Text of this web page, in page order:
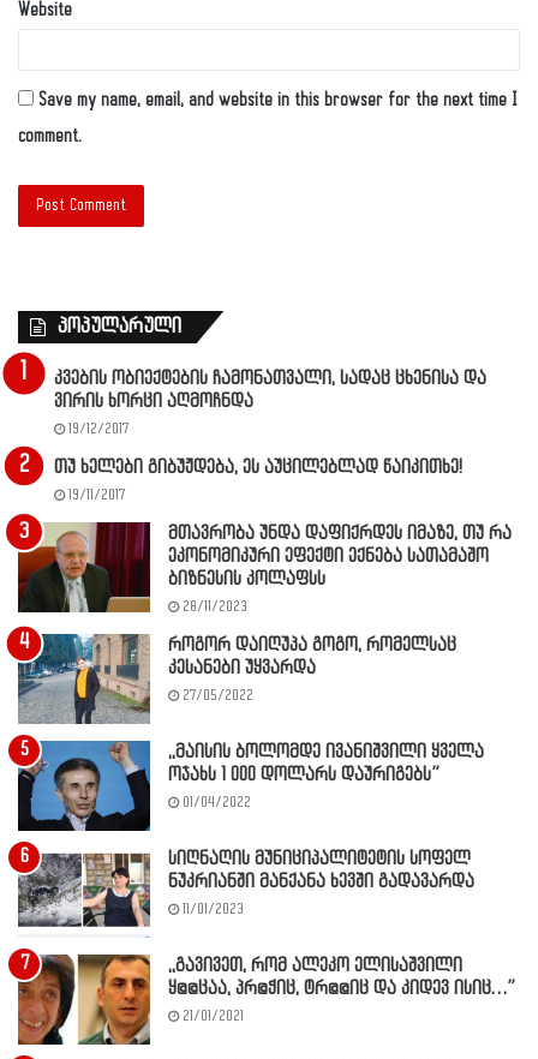
Website
Save my name, email, and website in this browser for the next time I
comment.
პოპულარული
კვების ობიექტების ჩამონათვალი, სადაც ცხენისა და
ვირის ხორცი აღმოჩნდა
19/12/2017
თუ ხელები გიბუჟდება, ეს აუცილებლად წაიკითხე!
19/11/2017
მთავრობა უნდა დაფიქრდეს იმაზე, თუ რა
ეკონომიკური ეფექტი ექნება სათამაშო
ბიზნესის კოლაფსს
28/11/2023
როგორ დაიღუპა გოგო, რომელსაც
კესანები უყვარდა
27/05/2022
,,მაისის ბოლომდე ივანიშვილი ყველა
ოჯახს 1 000 დოლარს დაურიგებს”
01/04/2022
სიღნაღის მუნიციპალიტეტის სოფელ
ნუკრიანში მანქანა ხევში გადავარდა
11/01/2023
,,გავივეთ, რომ ალეკო ელისაშვილი
ყ@@ცაა, პრ@ჭიც, ტრ@@იც და კიდევ ისიც…”
21/01/2021